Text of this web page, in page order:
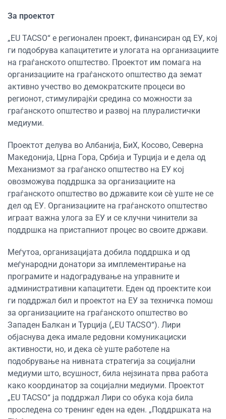
За проектот
„EU TACSO“ е регионален проект, финансиран од ЕУ, кој
ги подобрува капацитетите и улогата на организациите
на граѓанското општество. Проектот им помага на
организациите на граѓанското општество да земат
активно учество во демократските процеси во
регионот, стимулирајќи средина со можности за
граѓанското општество и развој на плуралистички
медиуми.
Проектот делува во Албанија, БиХ, Косово, Северна
Македонија, Црна Гора, Србија и Турција и е дела од
Механизмот за граѓанско општество на ЕУ кој
овозможува поддршка за организациите на
граѓанското општество во државите кои сè уште не се
дел од ЕУ. Организациите на граѓанското општество
играат важна улога за ЕУ и се клучни чинители за
поддршка на пристапниот процес во своите држави.
Меѓутоа, организацијата добила поддршка и од
меѓународни донатори за имплементирање на
програмите и надоградување на управните и
административни капацитети. Еден од проектите кои
ги поддржал бил и проектот на ЕУ за техничка помош
за организациите на граѓанското општество во
Западен Балкан и Турција („EU TACSO“). Лири
објаснува дека имале редовни комуникациски
активности, но, и дека сè уште работеле на
подобрување на нивната стратегија за социјални
медиуми што, всушност, била нејзината прва работа
како координатор за социјални медиуми. Проектот
„EU TACSO“ ја поддржал Лири со обука која била
проследена со тренинг еден на еден. „Поддршката на